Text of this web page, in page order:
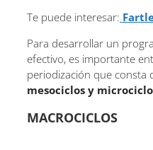
Te puede interesar:
Para desarrollar un
efectivo, es importante
periodización que consta
mesociclos y
MACROCICLOS